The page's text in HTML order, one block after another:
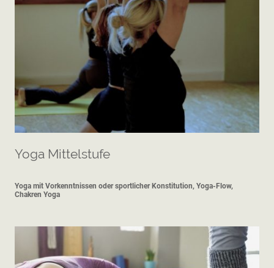
Yoga Mittelstufe
Yoga mit Vorkenntnissen oder sportlicher Konstitution, Yoga-Flow,
Chakren Yoga